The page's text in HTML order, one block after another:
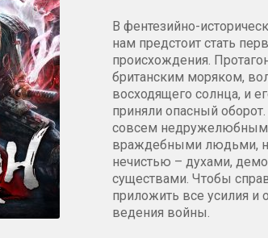
В фентезийно-
нам предстоит стать
происхождения.
британским моряком,
восходящего солнца, и
приняли опасный
совсем недружелюбным
враждебными людьми,
нечистью – духами,
существами. Чтобы
приложить все усилия и
ведения войны.